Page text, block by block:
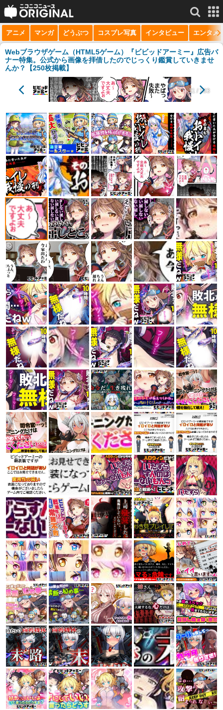
サービス一覧 もっと見る
niconico
動画
生放送
ニュース
チャンネル
マンガ
ニコニコQ
アニメ マンガ どうぶつ コスプレ写真 インタビュー エンタメ
Webブラウザゲーム（HTML5ゲーム）『ビビッドアーミー』広告バ
ナー特集。公式から画像を拝借したのでじっくり鑑賞していきませ
んか？【250枚掲載】
11 / 183